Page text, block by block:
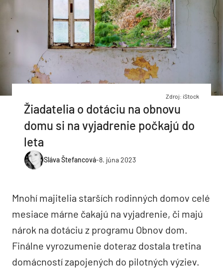
Zdroj: iStock
Žiadatelia o dotáciu na obnovu
domu si na vyjadrenie počkajú do
leta
Sláva Štefancová-8. júna 2023
Mnohí majitelia starších rodinných domov celé
mesiace márne čakajú na vyjadrenie, či majú
nárok na dotáciu z programu Obnov dom.
Finálne vyrozumenie doteraz dostala tretina
domácností zapojených do pilotných výziev.